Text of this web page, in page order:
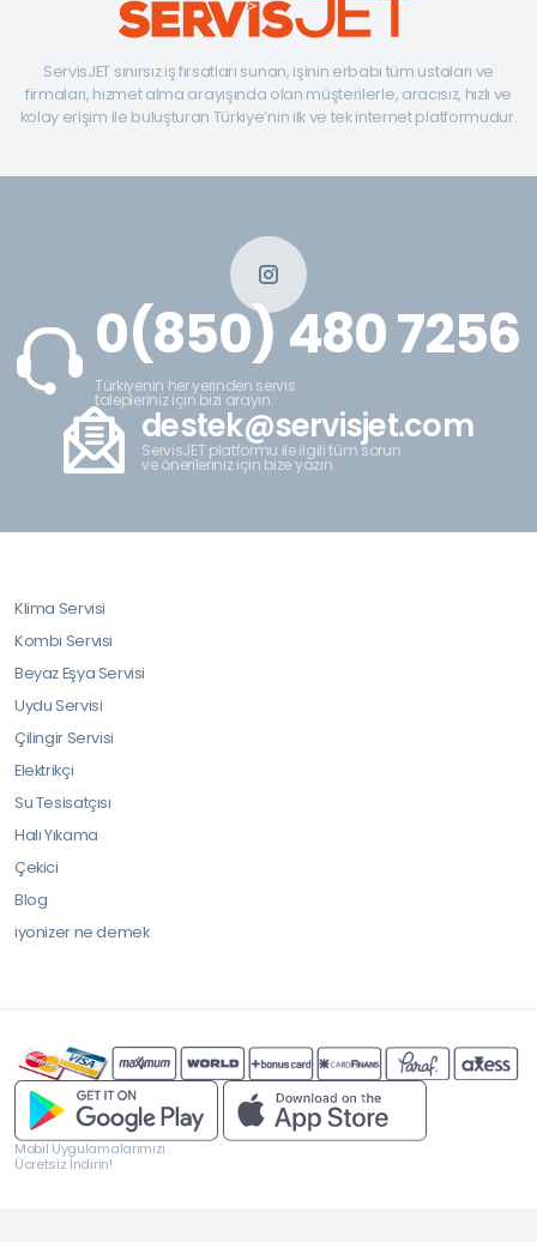
ServisJET sınırsız iş fırsatları sunan, işinin erbabı tüm ustaları ve
firmaları, hizmet alma arayışında olan müşterilerle, aracısız, hızlı ve
kolay erişim ile buluşturan Türkiye’nin ilk ve tek internet platformudur.
0(850) 480 7256
Türkiyenin her yerinden servis
talepleriniz için bizi arayın.
destek@servisjet.com
ServisJET platformu ile ilgili tüm sorun
ve önerileriniz için bize yazın.
Klima Servisi
Kombi Servisi
Beyaz Eşya Servisi
Uydu Servisi
Çilingir Servisi
Elektrikçi
Su Tesisatçısı
Halı Yıkama
Çekici
Blog
iyonizer ne demek
Mobil Uygulamalarımızı
Ücretsiz İndirin!